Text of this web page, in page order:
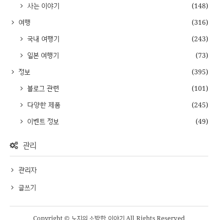
사는 이야기
(148)
여행
(316)
국내 여행기
(243)
일본 여행기
(73)
정보
(395)
블로그 관련
(101)
다양한 제품
(245)
이벤트 정보
(49)
관리
관리자
글쓰기
Copyright © 노지의 소박한 이야기 All Rights Reserved